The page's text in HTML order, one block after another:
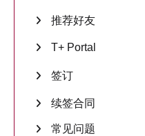
推荐好友
T+ Portal
签订
续签合同
常见问题